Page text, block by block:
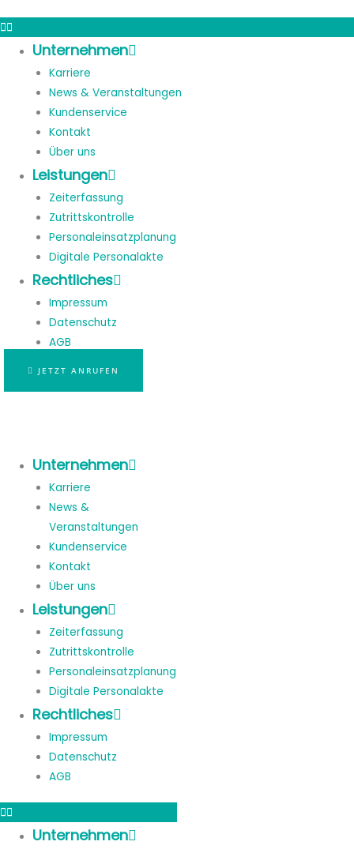
Unternehmen
Karriere
News & Veranstaltungen
Kundenservice
Kontakt
Über uns
Leistungen
Zeiterfassung
Zutrittskontrolle
Personaleinsatzplanung
Digitale Personalakte
Rechtliches
Impressum
Datenschutz
AGB
JETZT ANRUFEN
Unternehmen
Karriere
News &
Veranstaltungen
Kundenservice
Kontakt
Über uns
Leistungen
Zeiterfassung
Zutrittskontrolle
Personaleinsatzplanung
Digitale Personalakte
Rechtliches
Impressum
Datenschutz
AGB
Unternehmen